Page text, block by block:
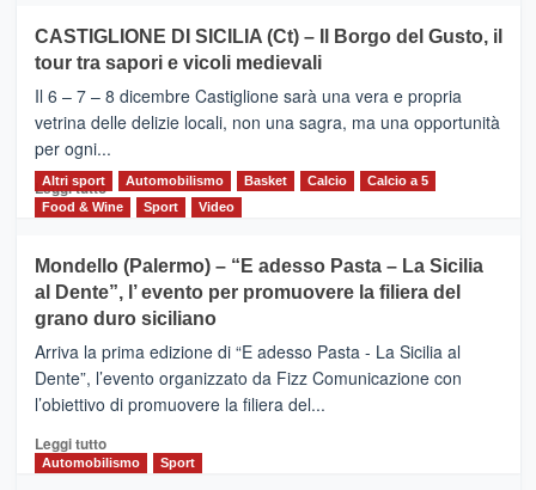
MOIO
ALCANTARA
–
Vivicittà,
alla
scoperta
del
territorio,
e
messaggi
di
CASTIGLIONE DI SICILIA (Ct) – Il Borgo del Gusto, il
tour tra sapori e vicoli medievali
Il 6 – 7 – 8 dicembre Castiglione sarà una vera e propria
vetrina delle delizie locali, non una sagra, ma una opportunità
per ogni...
Leggi tuttoLeggi
di
CASTIGLIONE
DI
SICILIA
(Ct)
–
Il
Borgo
Gusto,
il
Altri sport Automobilismo Basket Calcio
Calcio a 5
Food & Wine
Sport Video
Mondello (Palermo) – “E adesso Pasta – La Sicilia
al Dente”, l’ evento per promuovere la filiera del
grano duro siciliano
Arriva la prima edizione di “E adesso Pasta - La Sicilia al
Dente”, l’evento organizzato da Fizz Comunicazione con
l’obiettivo di promuovere la filiera del...
Leggi tuttoLeggi
di
Automobilismo Sport